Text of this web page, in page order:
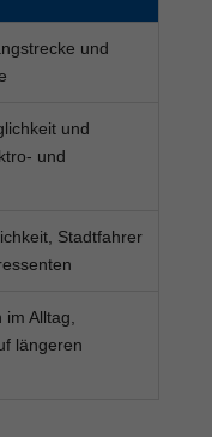
und
und
und
Stadtfahrer
Alltag,
längeren